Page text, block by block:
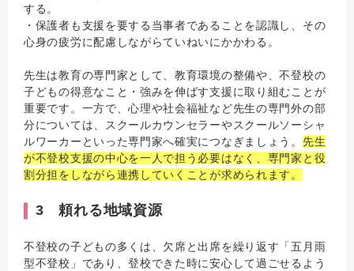
する。
・保護者も支援を要する当事者であることを認識し、その
心身の疲労に配慮しながらていねいにかかわる。
先生は教育の専門家として、教育環境の整備や、不登校の
子どもの得意なこと・強みを伸ばす支援に取り組むことが
重要です。一方で、心理や社会福祉など先生の専門外の部
分については、スクールカウンセラーやスクールソーシャ
ルワーカーといった専門家へ確実につなぎましょう。 先生
が不登校支援の中心を一人で担う必要はなく、専門家と役
割分担をしながら連携していくことが求められます。
3 頼れる地域資源
不登校の子どもの多くは、欠席と出席を繰り返す「五月雨
型不登校」であり、登校できた時に安心して過ごせるよう